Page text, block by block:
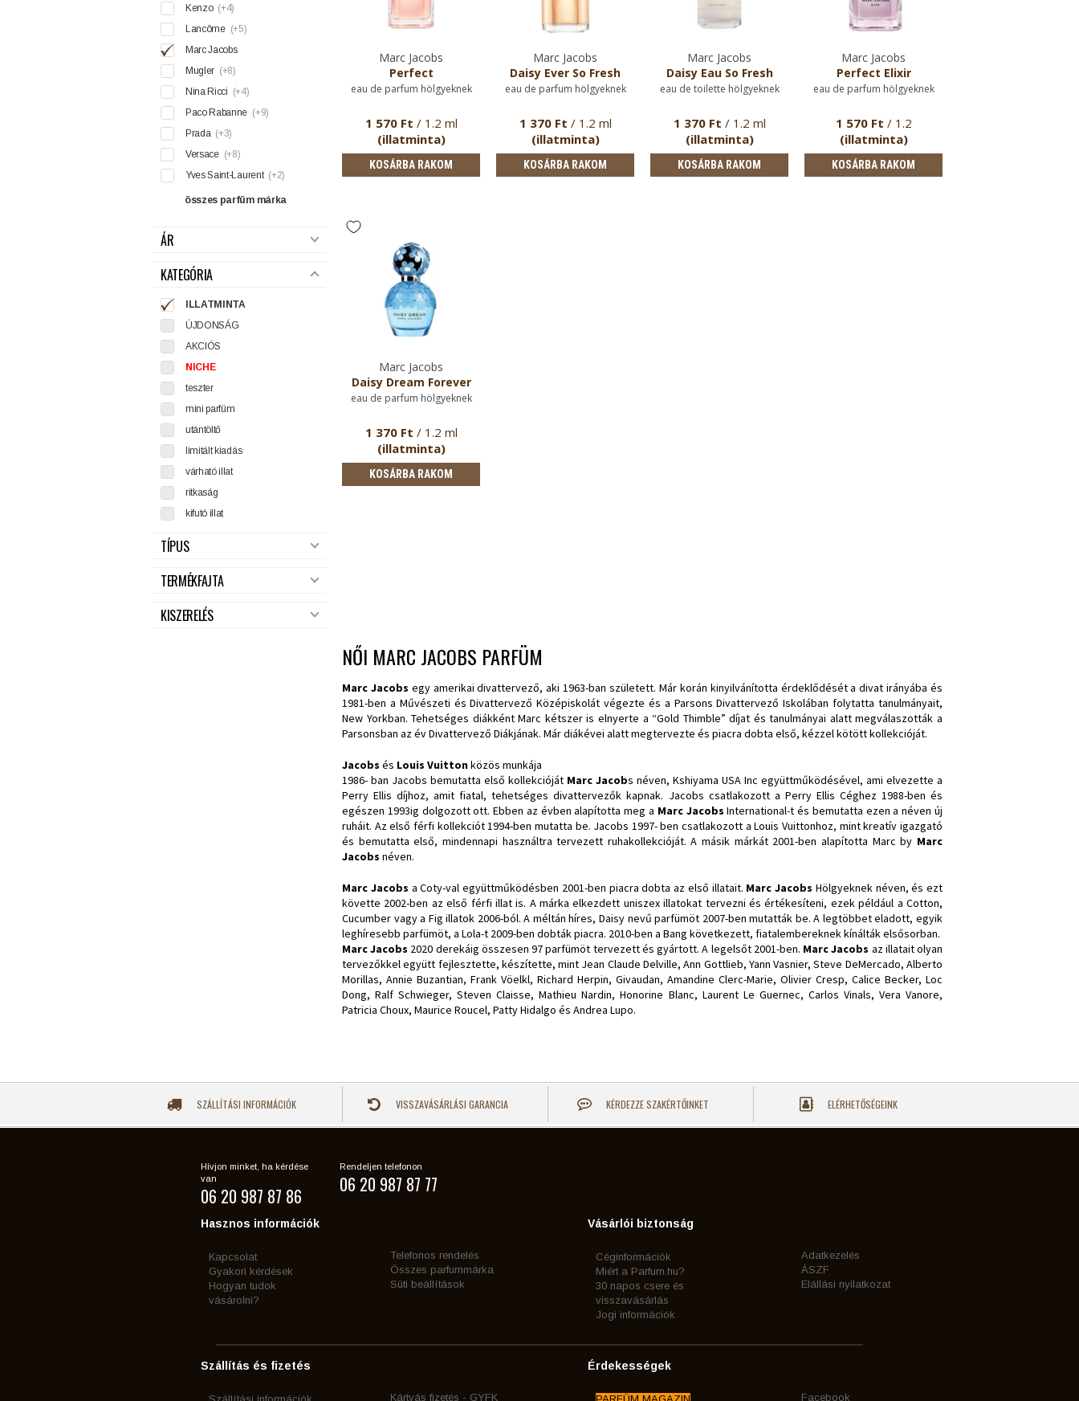
Kenzo (+4)
Lancôme (+5)
Marc Jacobs
Mugler (+8)
Nina Ricci (+4)
Paco Rabanne (+9)
Prada (+3)
Versace (+8)
Yves Saint-Laurent (+2)
összes parfüm márka
ÁR
KATEGÓRIA
ILLATMINTA
ÚJDONSÁG
AKCIÓS
NICHE
teszter
mini parfüm
utántöltő
limitált kiadás
várható illat
ritkaság
kifutó illat
TÍPUS
TERMÉKFAJTA
KISZERELÉS
Marc Jacobs
Perfect
eau de parfum hölgyeknek
1 570 Ft / 1.2 ml
(illatminta)
KOSÁRBA RAKOM
Marc Jacobs
Daisy Ever So Fresh
eau de parfum hölgyeknek
1 370 Ft / 1.2 ml
(illatminta)
KOSÁRBA RAKOM
Marc Jacobs
Daisy Eau So Fresh
eau de toilette hölgyeknek
1 370 Ft / 1.2 ml
(illatminta)
KOSÁRBA RAKOM
Marc Jacobs
Perfect Elixir
eau de parfum hölgyeknek
1 570 Ft / 1.2
(illatminta)
KOSÁRBA RAKOM
Marc Jacobs
Daisy Dream Forever
eau de parfum hölgyeknek
1 370 Ft / 1.2 ml
(illatminta)
KOSÁRBA RAKOM
NŐI MARC JACOBS PARFÜM
Marc Jacobs egy amerikai divattervező, aki 1963-ban született. Már korán kinyilvánította érdeklődését a divat irányába és
1981-ben a Művészeti és Divattervező Középiskolát végezte és a Parsons Divattervező Iskolában folytatta tanulmányait,
New Yorkban. Tehetséges diákként Marc kétszer is elnyerte a “Gold Thimble” díjat és tanulmányai alatt megválaszották a
Parsonsban az év Divattervező Diákjának. Már diákévei alatt megtervezte és piacra dobta első, kézzel kötött kollekcióját.
Jacobs és Louis Vuittonközös munkája
1986- ban Jacobs bemutatta első kollekcióját Marc Jacobs néven, Kshiyama USA Inc együttműködésével, ami elvezette a
Perry Ellis díjhoz, amit fiatal, tehetséges divattervezők kapnak. Jacobs csatlakozott a Perry Ellis Céghez 1988-ben és
egészen 1993ig dolgozott ott. Ebben az évben alapította meg a Marc Jacobs International-t és bemutatta ezen a néven új
ruháit. Az első férfi kollekciót 1994-ben mutatta be. Jacobs 1997- ben csatlakozott a Louis Vuittonhoz, mint kreatív igazgató
és bemutatta első, mindennapi használtra tervezett ruhakollekcióját. A másik márkát 2001-ben alapította Marc by Marc
Jacobs néven.
Marc Jacobs a Coty-val együttműködésben 2001-ben piacra dobta az első illatait. Marc Jacobs Hölgyeknek néven, és ezt
követte 2002-ben az első férfi illat is. A márka elkezdett uniszex illatokat tervezni és értékesíteni, ezek például a Cotton,
Cucumber vagy a Fig illatok 2006-ból. A méltán híres, Daisy nevű parfümöt 2007-ben mutatták be. A legtöbbet eladott, egyik
leghíresebb parfümöt, a Lola-t 2009-ben dobták piacra. 2010-ben a Bang következett, fiatalembereknek kínálták elsősorban.
Marc Jacobs 2020 derekáig összesen 97 parfümöt tervezett és gyártott. A legelsőt 2001-ben. Marc Jacobs az illatait olyan
tervezőkkel együtt fejlesztette, készítette, mint Jean Claude Delville, Ann Gottlieb, Yann Vasnier, Steve DeMercado, Alberto
Morillas, Annie Buzantian, Frank Vöelkl, Richard Herpin, Givaudan, Amandine Clerc-Marie, Olivier Cresp, Calice Becker, Loc
Dong, Ralf Schwieger, Steven Claisse, Mathieu Nardin, Honorine Blanc, Laurent Le Guernec, Carlos Vinals, Vera Vanore,
Patricia Choux, Maurice Roucel, Patty Hidalgo és Andrea Lupo.
SZÁLLÍTÁSI INFORMÁCIÓK VISSZAVÁSÁRLÁSI GARANCIA KÉRDEZZE SZAKÉRTŐINKET ELÉRHETŐSÉGEINK
Hívjon minket, ha kérdése
van
06 20 987 87 86
Rendeljen telefonon
06 20 987 87 77
Hasznos információk
Kapcsolat
Gyakori kérdések
Hogyan tudok
vásárolni?
Telefonos rendelés
Összes parfummárka
Süti beállítások
Vásárlói biztonság
Céginformációk
Miért a Parfum.hu?
30 napos csere és
visszavásárlás
Jogi információk
Adatkezelés
ÁSZF
Elállási nyilatkozat
Szállítás és fizetés
Szállítási információk Kártyás fizetés - GYFK
Érdekességek
PARFÜM MAGAZIN Facebook